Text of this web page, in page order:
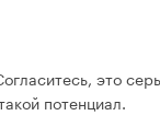
это
потенциал.